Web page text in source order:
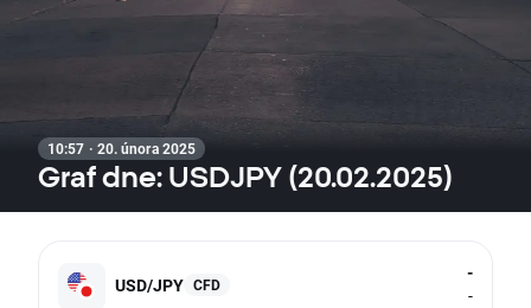
10:57 · 20. února 2025
Graf dne: USDJPY (20.02.2025)
USD/JPY CFD
-
-